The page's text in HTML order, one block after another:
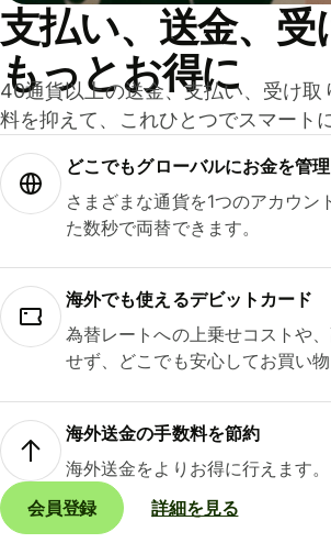
支払い、送金、受
もっとお得に
40通貨以上の送金、支払い、受け取
料を抑えて、これひとつでスマートに
どこでもグ⁠ロ⁠ー⁠バ⁠ルにお金を管理
さまざまな通貨を1つのアカウン
た数秒で両替できます。
海外でも使えるデビットカード
為替レートへの上乗せコストや
せず、どこでも安心してお買い物
海外送金の手数料を節約
海外送金をよりお得に行えます。
会員登録
詳細を見る